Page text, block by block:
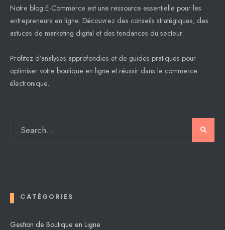
Notre blog E-Commerce est une ressource essentielle pour les
entrepreneurs en ligne. Découvrez des conseils stratégiques, des
astuces de marketing digital et des tendances du secteur.
Profitez d’analyses approfondies et de guides pratiques pour
optimiser votre boutique en ligne et réussir dans le commerce
électronique.
CATÉGORIES
Gestion de Boutique en Ligne